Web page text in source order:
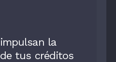
la
tus créditos